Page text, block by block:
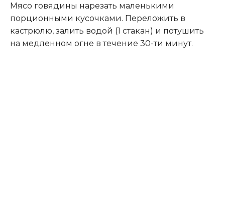
Мясо говядины нарезать маленькими
порционными кусочками. Переложить в
кастрюлю, залить водой (1 стакан) и потушить
на медленном огне в течение 30-ти минут.